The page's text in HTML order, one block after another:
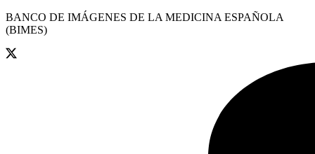
BANCO DE IMÁGENES DE LA MEDICINA ESPAÑOLA
(BIMES)